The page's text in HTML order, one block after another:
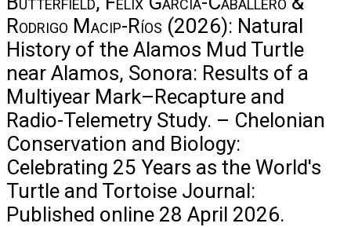
Rodrigo Macip-Ríos (2026): Natural
History of the Alamos Mud Turtle
near Alamos, Sonora: Results of a
Multiyear Mark–Recapture and
Radio-Telemetry Study. – Chelonian
Conservation and Biology:
Celebrating 25 Years as the World's
Turtle and Tortoise Journal:
Published online 28 April 2026.